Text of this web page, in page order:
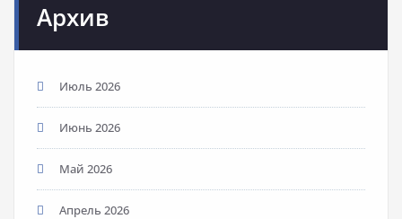
Архив
Июль 2026
Июнь 2026
Май 2026
Апрель 2026